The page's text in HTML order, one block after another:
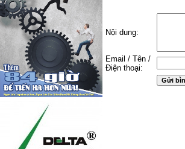
Nội dung:
Email / Tên /
Điện thoại: